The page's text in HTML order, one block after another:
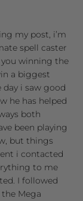
my post, i’m
spell caster
winning the
a biggest
i saw good
he has helped
both
been playing
but things
i contacted
to me
I followed
Mega